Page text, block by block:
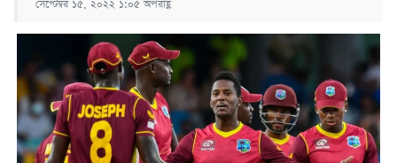
সেপ্টেম্বর ১৫, ২০২২ ১:০৫ অপরাহ্ণ